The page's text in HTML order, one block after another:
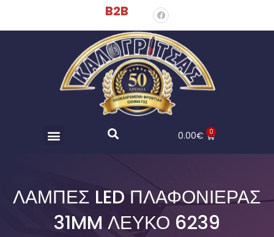
B2B
0.00€ 0
ΛΑΜΠΕΣ LED ΠΛΑΦΟΝΙΕΡΑΣ
31MM ΛΕΥΚΟ 6239